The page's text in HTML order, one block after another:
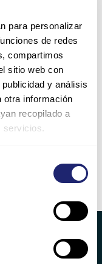
para personalizar
de redes
compartimos
sitio web con
y análisis
otra información
recopilado a
servicios.
que haya
cuando se habla
También se
a casi cualquier
En pocas […]